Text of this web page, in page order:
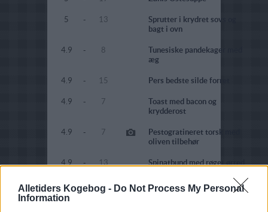
Alletiders Kogebog - Do Not Process My Personal
Information
5 - 13
Sprutter i krydret sovs og
bagt i ovn
4.9 - 8
Tunesiske pandekager med
æg
4.9 - 15 Pers bedste silde forret
4.9 - 7
Toast med bacon og
krydderost
4.9 - 7
Pestogratineret torsk med
oliven tilbehør
4.9 - 13
Spinatbund med røget ørred
4.9 - 12
Spinatruller med